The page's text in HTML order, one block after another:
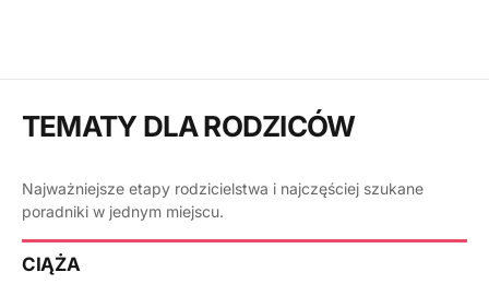
TEMATY DLA RODZICÓW
Najważniejsze etapy rodzicielstwa i najczęściej szukane
poradniki w jednym miejscu.
CIĄŻA